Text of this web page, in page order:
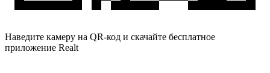
Наведите камеру на QR-код и скачайте бесплатное
приложение Realt